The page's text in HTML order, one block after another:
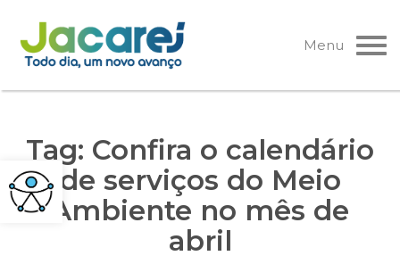
Pular
para
o
Menu
Tag: Confira o calendário
de serviços do Meio
Ambiente no mês de
abril